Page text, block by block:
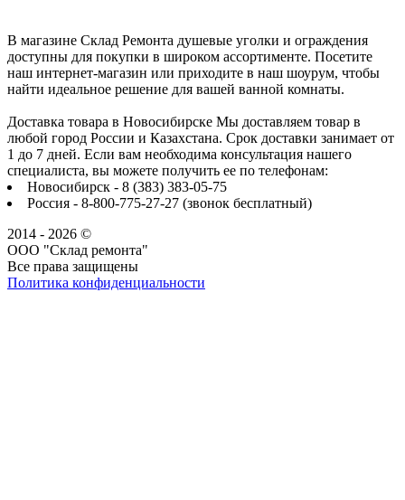
В магазине Склад Ремонта душевые уголки и ограждения
доступны для покупки в широком ассортименте. Посетите
наш интернет-магазин или приходите в наш шоурум, чтобы
найти идеальное решение для вашей ванной комнаты.
Доставка товара в Новосибирске Мы доставляем товар в
любой город России и Казахстана. Срок доставки занимает от
1 до 7 дней. Если вам необходима консультация нашего
специалиста, вы можете получить ее по телефонам:
Новосибирск - 8 (383) 383-05-75
Россия - 8-800-775-27-27 (звонок бесплатный)
2014 - 2026 ©
ООО "Склад ремонта"
Все права защищены
Политика конфиденциальности